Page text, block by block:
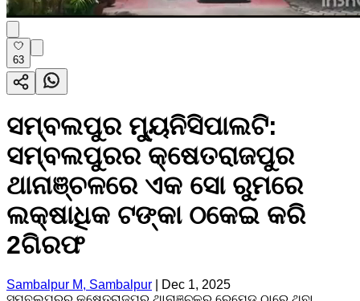
63
ସମ୍ବଲପୁର ମ୍ୟୁନିସିପାଲଟି:
ସମ୍ବଲପୁରର କ୍ଷେତରାଜପୁର
ଥାନାଞ୍ଚଳରେ ଏକ ସୋ ରୁମରେ
ଲକ୍ଷାଧିକ ଟଙ୍କା ଠକେଇ କରି
2ଗିରଫ
Sambalpur M, Sambalpur
Dec 1, 2025